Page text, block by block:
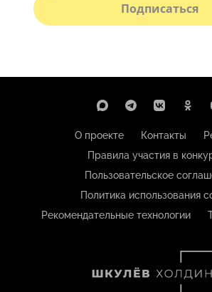
Подписаться
О проекте Контакты
Правила участия в
Пользовательское
Политика использования
Рекомендательные технологии